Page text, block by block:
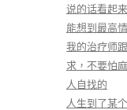
说的话看起
能想到最高
我的治疗师
求，不要怕
人自找的
人生到了某